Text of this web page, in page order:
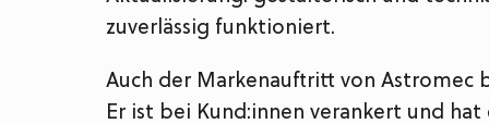
zuverlässig funktioniert.
Auch der Markenauftritt von Astromec
Er ist bei Kund:innen verankert und